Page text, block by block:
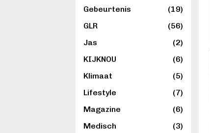
Gebeurtenis
(19)
GLR
(56)
Jas
(2)
KIJKNOU
(6)
Klimaat
(5)
Lifestyle
(7)
Magazine
(6)
Medisch
(3)